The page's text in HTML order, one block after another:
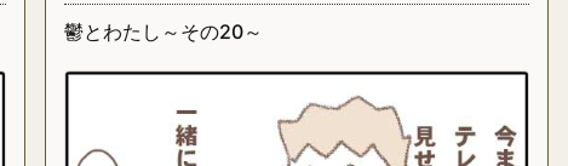
鬱とわたし～その20～